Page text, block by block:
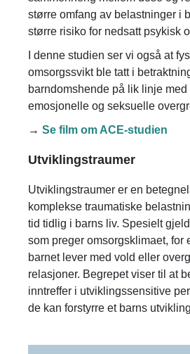
større omfang av belastninger i
større risiko for nedsatt psykisk
I denne studien ser vi også at
omsorgssvikt ble tatt i
barndomshende på lik linje med
emosjonelle og seksuelle
→ Se film om ACE-studien
Utviklingstraumer
Utviklingstraumer er en
komplekse traumatiske
tid tidlig i barns liv. Spesielt
som preger omsorgsklimaet, for
barnet lever med vold eller
relasjoner. Begrepet viser til at
inntreffer i utviklingssensitive
de kan forstyrre et barns